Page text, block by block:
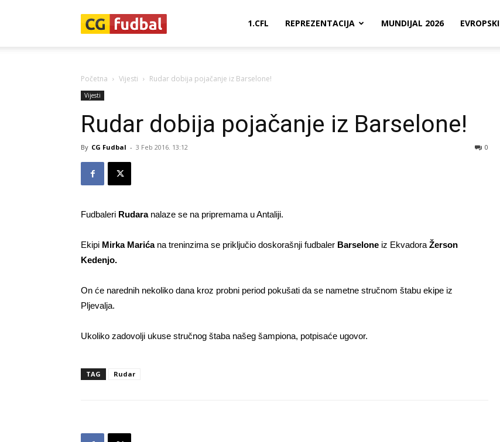
1.CFL REPREZENTACIJA MUNDIJAL 2026 EVROPSKI
Početna Vijesti Rudar dobija pojačanje iz Barselone!
Vijesti
Rudar dobija pojačanje iz Barselone!
By CG Fudbal - 3 Feb 2016. 13:12 0
Fudbaleri Rudaranalaze se na pripremama u Antaliji.
Ekipi Mirka Marićana treninzima se priključio doskorašnji fudbaler Barselone iz Ekvadora Žerson
Kedenjo.
On će narednih nekoliko dana kroz probni period pokušati da se nametne stručnom štabu ekipe iz
Pljevalja.
Ukoliko zadovolji ukuse stručnog štaba našeg šampiona, potpisaće ugovor.
TAG Rudar